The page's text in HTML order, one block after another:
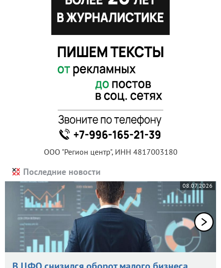
ООО "Регион центр", ИНН 4817003180
Последние новости
08.07.2026